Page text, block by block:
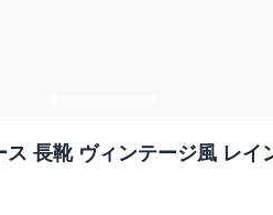
ス 長靴 ヴィンテージ風 レイ